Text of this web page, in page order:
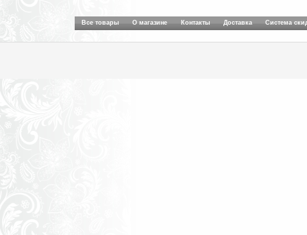
Все товары О магазине Контакты Доставка Система